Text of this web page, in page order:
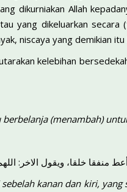
dikurniakan Allah
yang dikeluarkan secara
niscaya yang demikian
kelebihan
(menambah)
منفقا خلقا، ويقول الاخر:
kanan dan kiri,